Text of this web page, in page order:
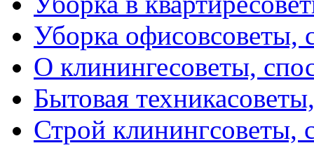
Уборка офисовсоветы,
О клинингесоветы,
Бытовая техника
Строй клинингсоветы,